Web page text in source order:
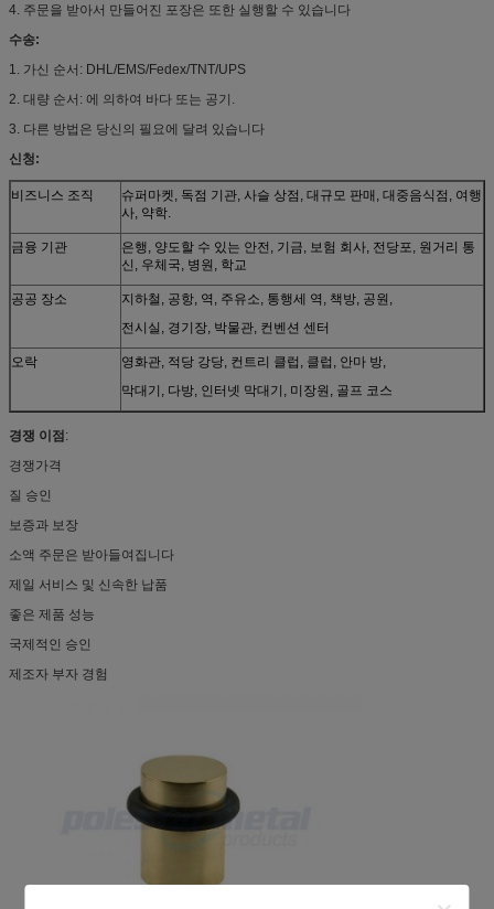
4. 주문을 받아서 만들어진 포장은 또한 실행할 수 있습니다
수송:
1. 가신 순서: DHL/EMS/Fedex/TNT/UPS
2. 대량 순서: 에 의하여 바다 또는 공기.
3. 다른 방법은 당신의 필요에 달려 있습니다
신청:
비즈니스 조직
슈퍼마켓, 독점 기관, 사슬 상점, 대규모 판매, 대중음식점, 여행
사, 약학.
금융 기관
은행, 양도할 수 있는 안전, 기금, 보험 회사, 전당포, 원거리 통
신, 우체국, 병원, 학교
공공 장소
지하철, 공항, 역, 주유소, 통행세 역, 책방, 공원,
전시실, 경기장, 박물관, 컨벤션 센터
오락
영화관, 적당 강당, 컨트리 클럽, 클럽, 안마 방,
막대기, 다방, 인터넷 막대기, 미장원, 골프 코스
경쟁 이점:
경쟁가격
질 승인
보증과 보장
소액 주문은 받아들여집니다
제일 서비스 및 신속한 납품
좋은 제품 성능
국제적인 승인
제조자 부자 경험